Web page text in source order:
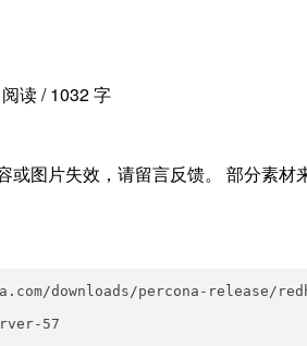
读/ 1032 字
图片失效，请留言反馈。 部分素材
downloads/percona-release/